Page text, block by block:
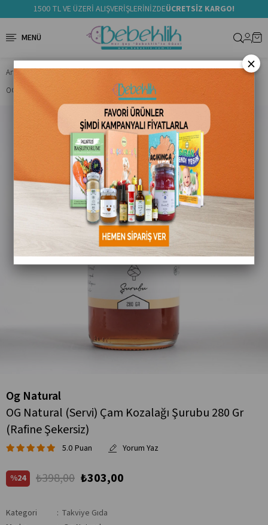
1500 TL VE ÜZERİ ALIŞVERİŞLERİNİZDEÜCRETSİZ KARGO!
Anasayfa Ek Gıda
Takviye Gıda
OG Natural (Servi) Çam Kozalağı Şurubu 280 Gr (Rafine Şekersiz)
Og Natural
OG Natural (Servi) Çam Kozalağı Şurubu 280 Gr
(Rafine Şekersiz)
5.0
24 ₺398,00 ₺303,00
Kategori : Takviye Gıda
×